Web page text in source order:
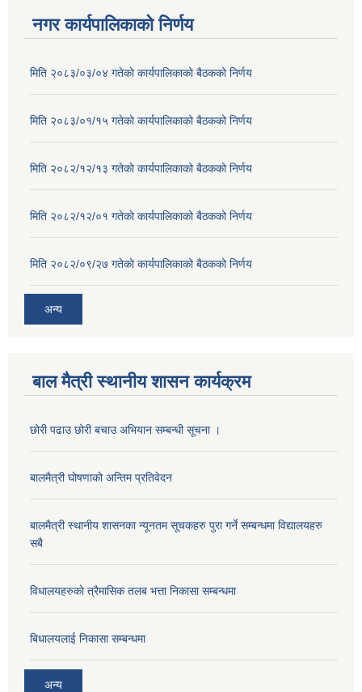
नगर कार्यपालिकाको निर्णय
मिति २०८३/०३/०४ गतेकाे कार्यपालिकाको बैठकको निर्णय
मिति २०८३/०१/१५ गतेकाे कार्यपालिकाको बैठकको निर्णय
मिति २०८२/१२/१३ गतेकाे कार्यपालिकाको बैठकको निर्णय
मिति २०८२/१२/०१ गतेकाे कार्यपालिकाको बैठकको निर्णय
मिति २०८२/०९/२७ गतेकाे कार्यपालिकाको बैठकको निर्णय
अन्य
बाल मैत्री स्थानीय शासन कार्यक्रम
छोरी पढाउ छोरी बचाउ अभियान सम्बन्धी सूचना ।
बालमैत्री घोषणाको अन्तिम प्रतिवेदन
बालमैत्री स्थानीय शासनका न्यूनतम सूचकहरु पुरा गर्ने सम्बन्धमा विद्यालयहरु
सबै
विधालयहरुकाे त्रैमासिक तलब भत्ता निकासा सम्बन्धमा
बिधालयलाई निकासा सम्बन्धमा
अन्य